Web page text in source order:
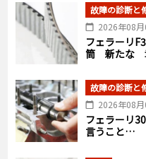
故障の診断と
2026年08月
フェラーリ
筒 新たな
故障の診断と
2026年08月
フェラーリ
言うこと…